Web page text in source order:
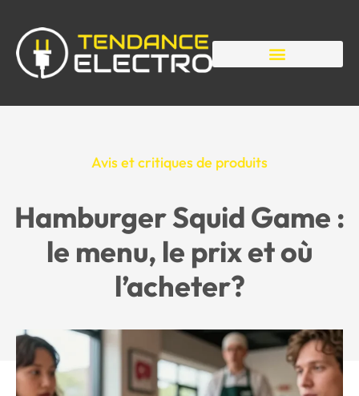
Avis et critiques de produits
Hamburger Squid Game :
le menu, le prix et où
l’acheter?